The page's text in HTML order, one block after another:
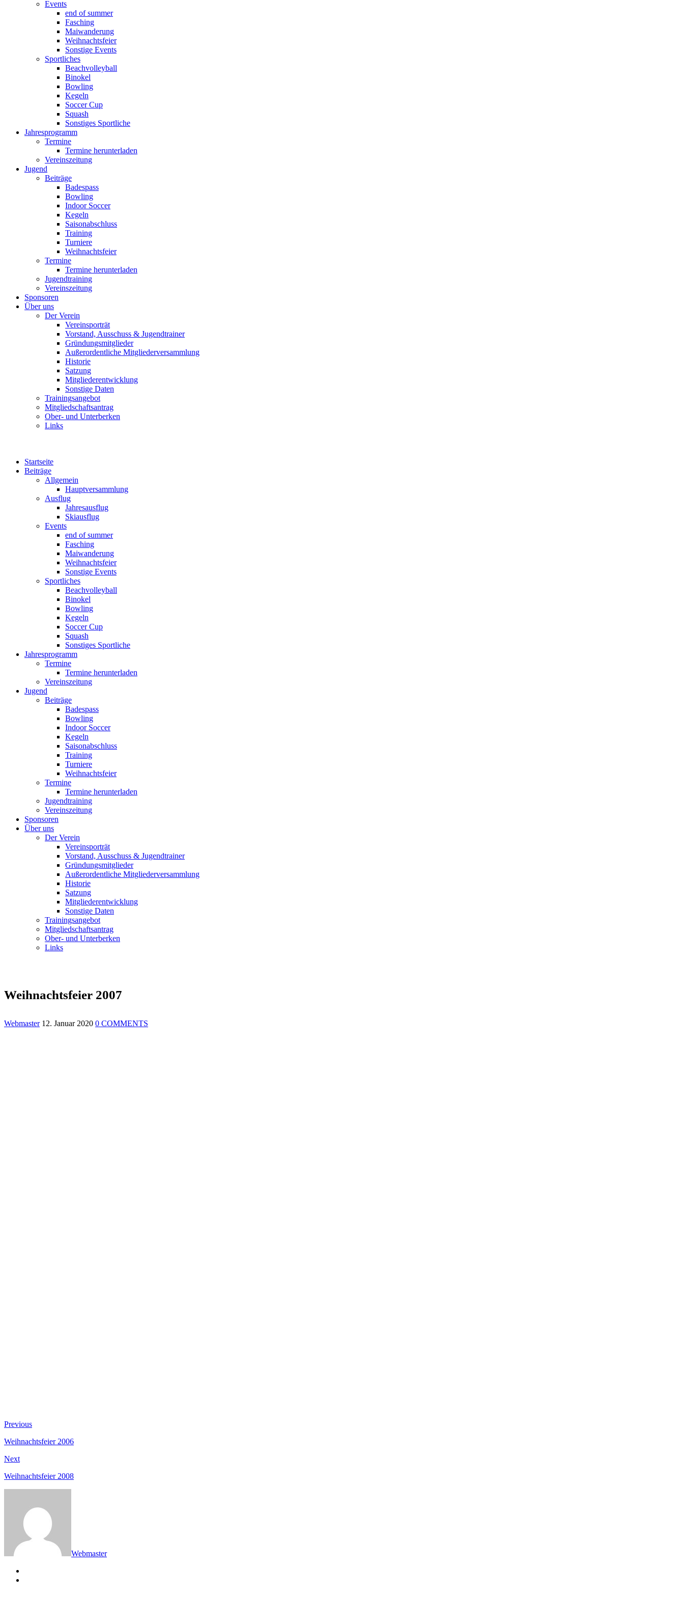
Events
end of summer
Fasching
Maiwanderung
Weihnachtsfeier
Sonstige Events
Sportliches
Beachvolleyball
Binokel
Bowling
Kegeln
Soccer Cup
Squash
Sonstiges Sportliche
Jahresprogramm
Termine
Termine herunterladen
Vereinszeitung
Jugend
Beiträge
Badespass
Bowling
Indoor Soccer
Kegeln
Saisonabschluss
Training
Turniere
Weihnachtsfeier
Termine
Termine herunterladen
Jugendtraining
Vereinszeitung
Sponsoren
Über uns
Der Verein
Vereinsporträt
Vorstand, Ausschuss & Jugendtrainer
Gründungsmitglieder
Außerordentliche Mitgliederversammlung
Historie
Satzung
Mitgliederentwicklung
Sonstige Daten
Trainingsangebot
Mitgliedschaftsantrag
Ober- und Unterberken
Links
Startseite
Beiträge
Allgemein
Hauptversammlung
Ausflug
Jahresausflug
Skiausflug
Events
end of summer
Fasching
Maiwanderung
Weihnachtsfeier
Sonstige Events
Sportliches
Beachvolleyball
Binokel
Bowling
Kegeln
Soccer Cup
Squash
Sonstiges Sportliche
Jahresprogramm
Termine
Termine herunterladen
Vereinszeitung
Jugend
Beiträge
Badespass
Bowling
Indoor Soccer
Kegeln
Saisonabschluss
Training
Turniere
Weihnachtsfeier
Termine
Termine herunterladen
Jugendtraining
Vereinszeitung
Sponsoren
Über uns
Der Verein
Vereinsporträt
Vorstand, Ausschuss & Jugendtrainer
Gründungsmitglieder
Außerordentliche Mitgliederversammlung
Historie
Satzung
Mitgliederentwicklung
Sonstige Daten
Trainingsangebot
Mitgliedschaftsantrag
Ober- und Unterberken
Links
Weihnachtsfeier 2007
Webmaster 12. Januar 2020 0 COMMENTS
Beitragsnavigation
PreviousPrevious
Weihnachtsfeier 2006
NextNext
Weihnachtsfeier 2008
Webmaster